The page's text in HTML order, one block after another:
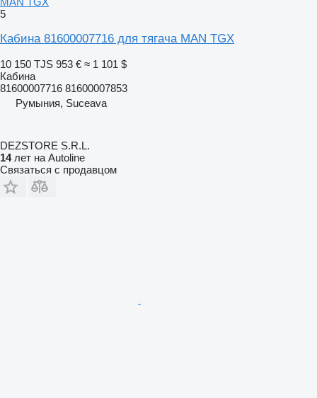
5
Кабина 81600007716 для тягача MAN TGX
10 150 TJS 953 € ≈ 1 101 $
Кабина
81600007716 81600007853
Румыния, Suceava
DEZSTORE S.R.L.
14лет на Autoline
Связаться с продавцом